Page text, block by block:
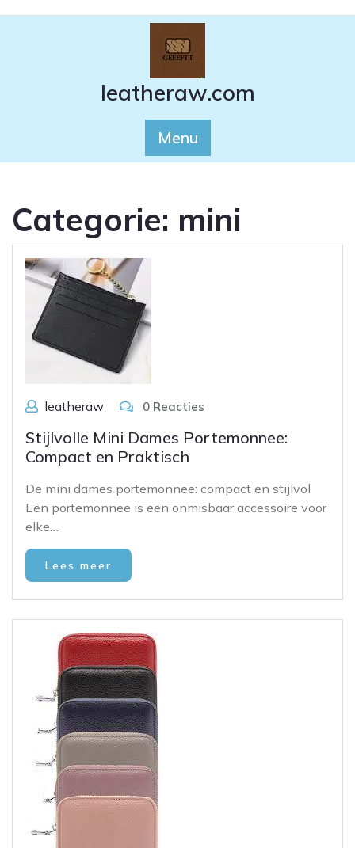
leatheraw.com
Menu
Categorie: mini
leatheraw 0 Reacties
Stijlvolle Mini Dames Portemonnee:
Compact en Praktisch
De mini dames portemonnee: compact en stijlvol
Een portemonnee is een onmisbaar accessoire voor
elke…
Lees meer